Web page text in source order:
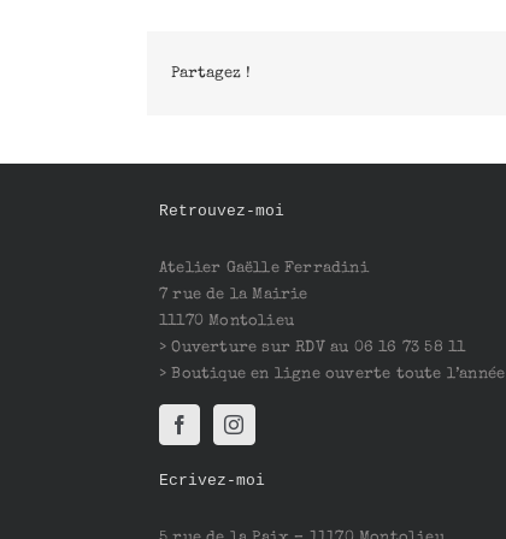
Partagez !
Retrouvez-moi
Atelier Gaëlle Ferradini
7 rue de la Mairie
11170 Montolieu
> Ouverture sur RDV au 06 16 73 58 11
> Boutique en ligne ouverte toute l’année
Ecrivez-moi